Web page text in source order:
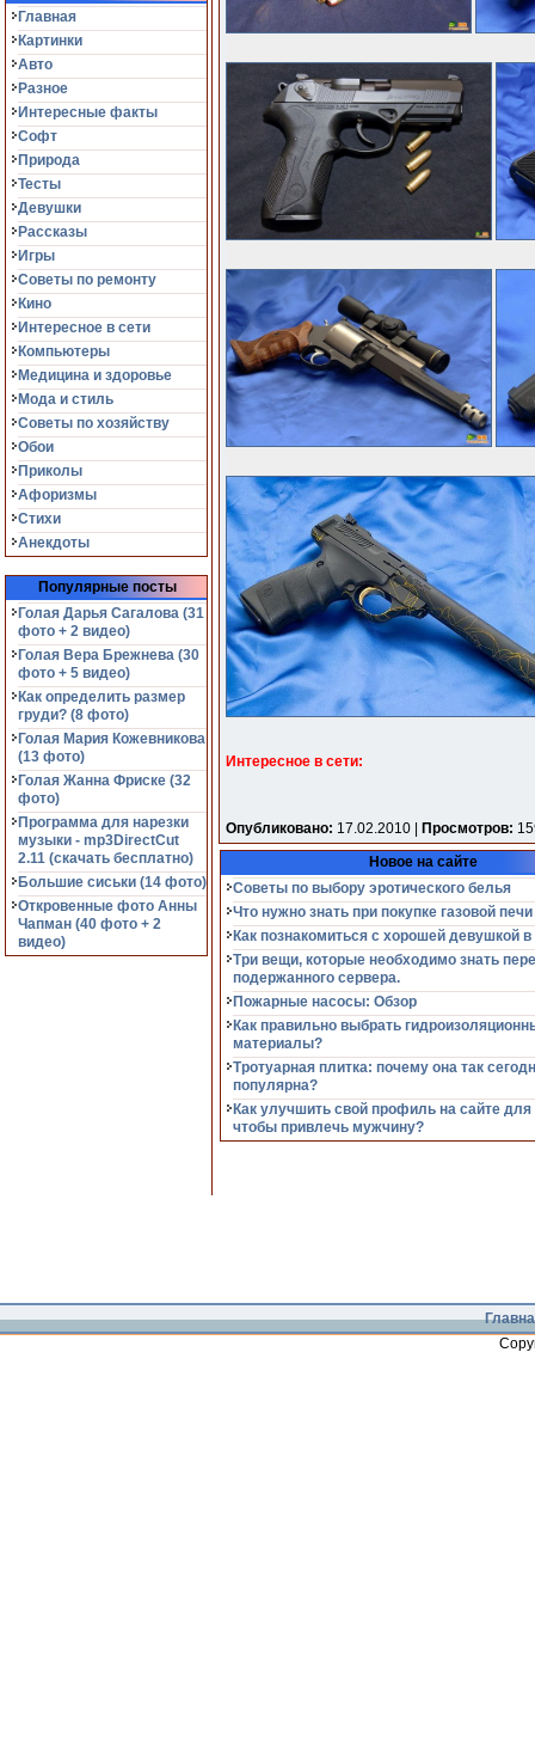
Главная
Картинки
Авто
Разное
Интересные факты
Софт
Природа
Тесты
Девушки
Рассказы
Игры
Советы по ремонту
Кино
Интересное в сети
Компьютеры
Медицина и здоровье
Мода и стиль
Советы по хозяйству
Обои
Приколы
Афоризмы
Стихи
Анекдоты
Популярные посты
Голая Дарья Сагалова (31
фото + 2 видео)
Голая Вера Брежнева (30
фото + 5 видео)
Как определить размер
груди? (8 фото)
Голая Мария Кожевникова
(13 фото)
Голая Жанна Фриске (32
фото)
Программа для нарезки
музыки - mp3DirectCut
2.11 (cкачать бесплатно)
Большие сиськи (14 фото)
Откровенные фото Анны
Чапман (40 фото + 2
видео)
Интересное в сети:
Опубликовано: 17.02.2010 | Просмотров:
Новое на сайте
Советы по выбору эротического белья
Что нужно знать при покупке газовой печи
Как познакомиться с хорошей девушкой в
Три вещи, которые необходимо знать
подержанного сервера.
Пожарные насосы: Обзор
Как правильно выбрать
материалы?
Тротуарная плитка: почему она так
популярна?
Как улучшить свой профиль на сайте для
чтобы привлечь мужчину?